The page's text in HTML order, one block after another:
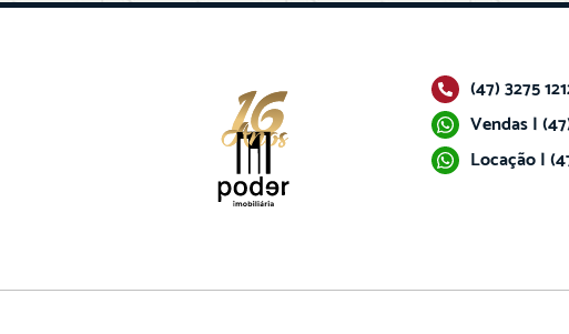
(47) 3275
Vendas |
Locação |